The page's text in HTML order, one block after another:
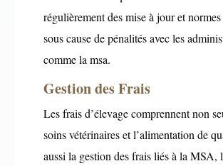
régulièrement des mise à jour et normes
sous cause de pénalités avec les
comme la msa.
Gestion des Frais
Les frais d’élevage comprennent non
soins vétérinaires et l’alimentation de
aussi la gestion des frais liés à la